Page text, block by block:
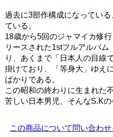
過去に3部作構成になってい
ている。
18歳から5回のジャマイカ修
リースされた1stフルアルバ
り、あくまで「日本人の目線
掛けており、「等身大」ゆえ
ばかりである。
この昭和の終わりに生まれた
苦しい日本男児、そんなS.K
この商品について問い合わせ